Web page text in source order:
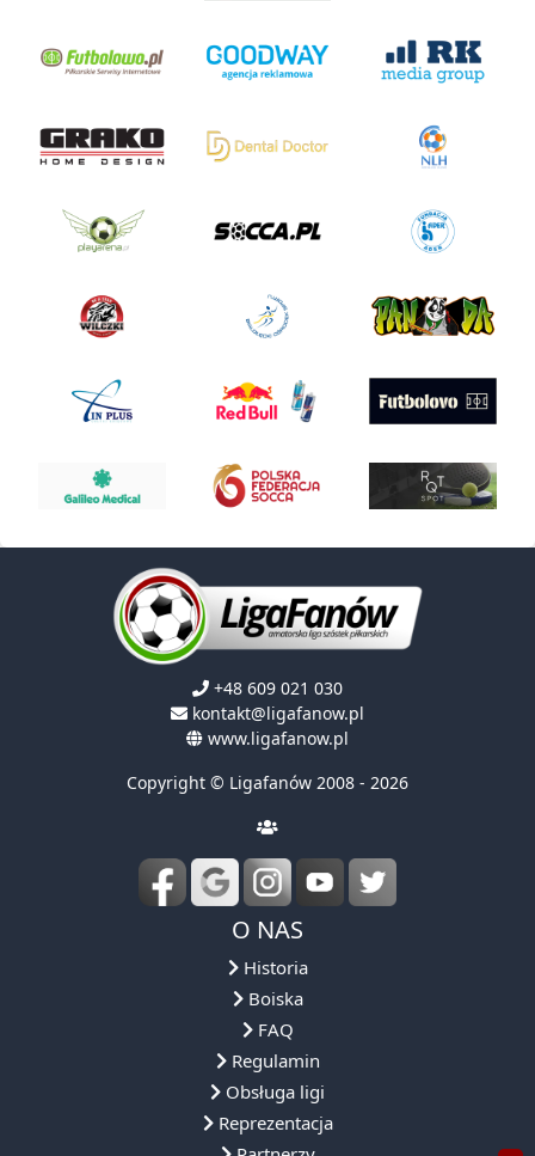
+48 609 021 030
kontakt@ligafanow.pl
www.ligafanow.pl
Copyright © Ligafanów 2008 - 2026
O NAS
Historia
Boiska
FAQ
Regulamin
Obsługa ligi
Reprezentacja